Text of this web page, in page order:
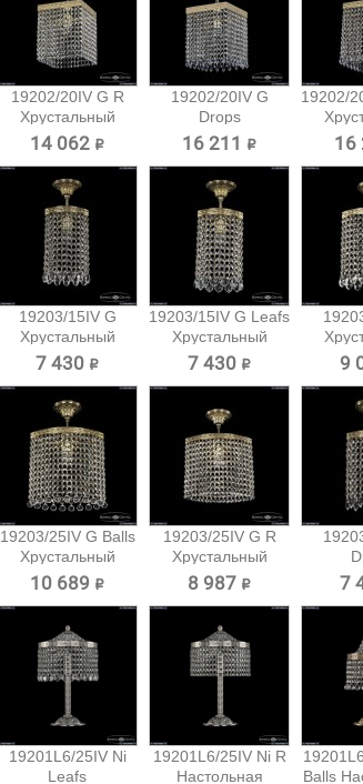
19202/20IV G R
Хрустальный
подвес...
14 062 ₽
19202/20IV G
Drops
Хрустальный
16 211 ₽
19202/
16
19203/15IV G
Хрустальный
подвес...
7 430 ₽
19203/15IV G Leafs
Хрустальный
подвес...
7 430 ₽ 9
19203/25IV G Balls
Хрустальный
подвес...
10 689 ₽
19203/25IV G R
Хрустальный
подвес...
8 987 ₽ 7
19201L6/25IV Ni
Leafs
19201L6/25IV Ni R
Настольная
Balls